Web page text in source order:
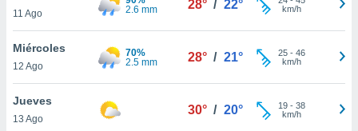
más
nuestra
y
11 Ago
2.6 mm
28° / 22°
km/h
Miércoles
12 Ago
70%
2.5 mm
28° / 21° 25- 46
km/h
Jueves
13 Ago
30° / 20° 19- 38
km/h